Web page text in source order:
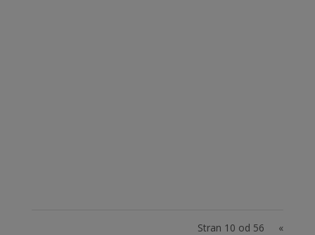
Stran 10 od 56
«